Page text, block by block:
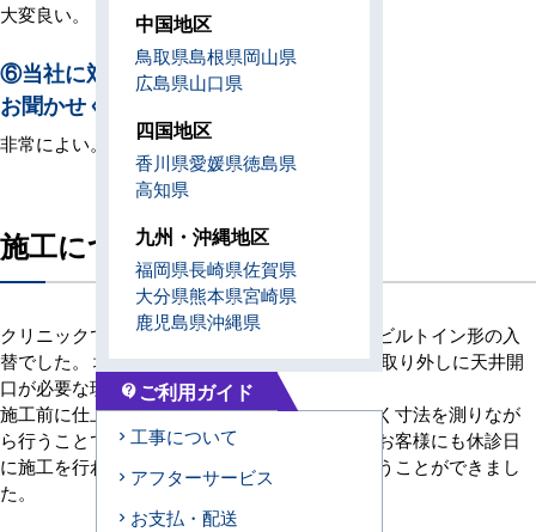
大変良い。
⑥当社に対する感想やご意見を
お聞かせください
非常によい。
施工について
クリニックでご使用されていた、天井埋め込みビルトイン形の入
替でした。 埋め込み式の機械のため既設機器の取り外しに天井開
口が必要な現場でした。
施工前に仕上がり時の状況をイメージし、細かく寸法を測りなが
ら行うことで、綺麗な仕上がりとなりました。お客様にも休診日
に施工を行わせていただき、集中して施業を行うことができまし
た。
中国地区
鳥取県島根県岡山県
広島県山口県
四国地区
香川県愛媛県徳島県
高知県
九州・沖縄地区
福岡県長崎県佐賀県
大分県熊本県宮崎県
鹿児島県沖縄県
contact_support ご利用ガイド
工事について
アフターサービス
お支払・配送